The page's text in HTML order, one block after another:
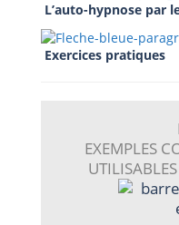
L’auto-hypnose par
Exercices pratiques
EXEMPLES